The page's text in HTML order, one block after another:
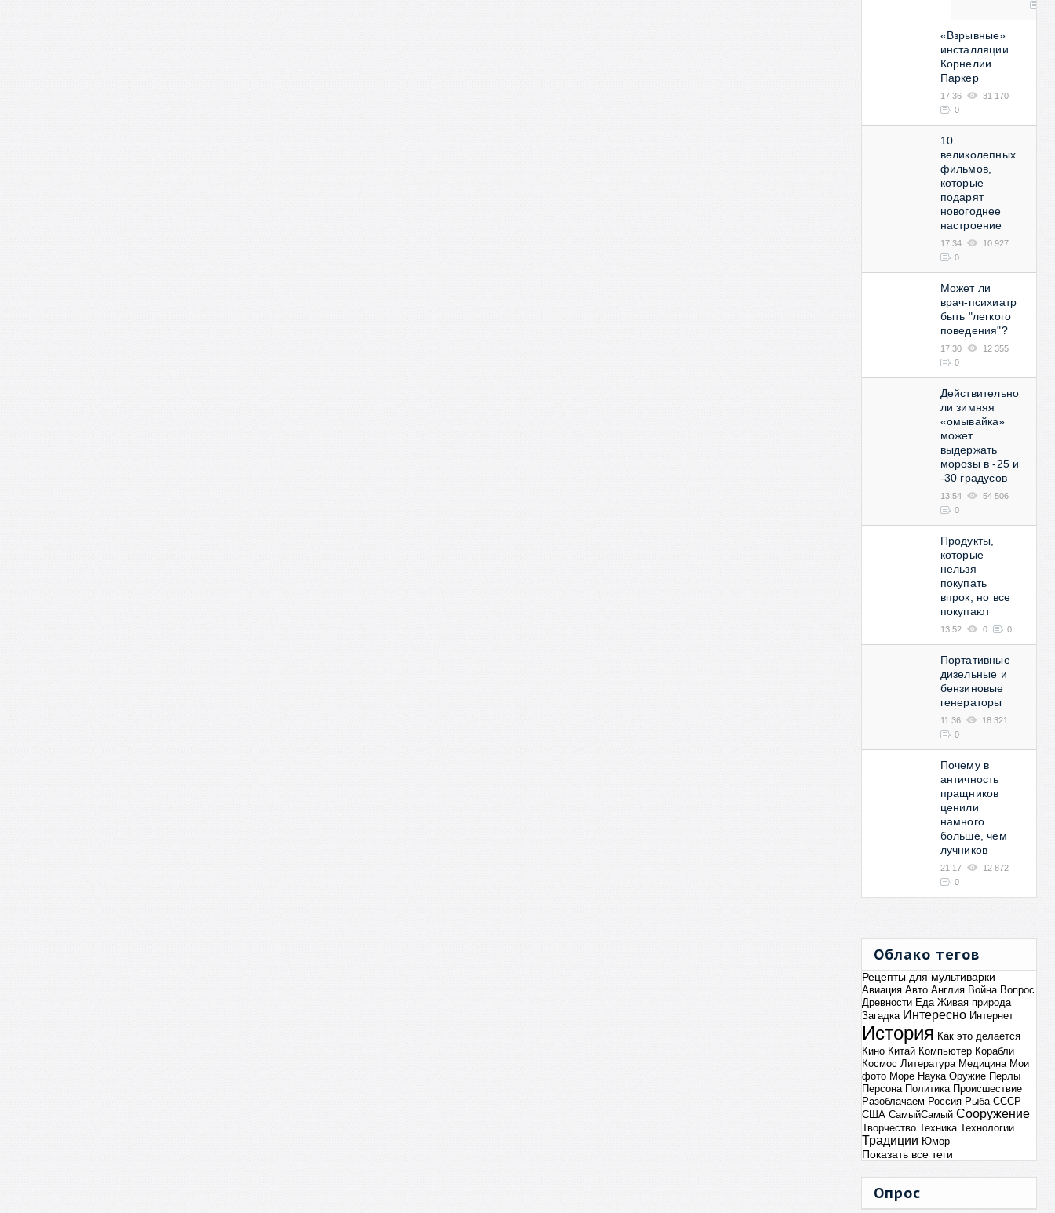
«Взрывные»
инсталляции
Корнелии
Паркер
17:36
31 170
0
10
великолепных
фильмов,
которые
подарят
новогоднее
настроение
17:34
10 927
0
Может ли
врач-психиатр
быть "легкого
поведения"?
17:30
12 355
0
Действительно
ли зимняя
«омывайка»
может
выдержать
морозы в -25 и
-30 градусов
13:54
54 506
0
Продукты,
которые
нельзя
покупать
впрок, но все
покупают
13:52 0 0
Портативные
дизельные и
бензиновые
генераторы
11:36
18 321
0
Почему в
античность
пращников
ценили
намного
больше, чем
лучников
21:17
12 872
0
Облако тегов
Рецепты для мультиварки
Авиация Авто Англия Война Вопрос
Древности Еда Живая природа
Загадка Интересно Интернет
История Как это делается
Кино Китай Компьютер Корабли
Космос Литература Медицина Мои
фото Море Наука Оружие Перлы
Персона Политика Происшествие
Разоблачаем Россия Рыба СССР
США СамыйСамый Сооружение
Творчество Техника Технологии
Традиции Юмор
Показать все теги
Опрос